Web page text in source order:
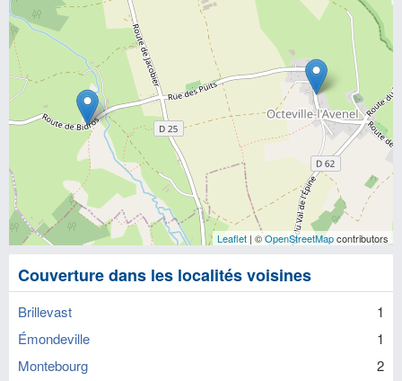
Leaflet | ©OpenStreetMapcontributors
Couverture dans les localités voisines
Brillevast
1
Émondeville
1
Montebourg
2